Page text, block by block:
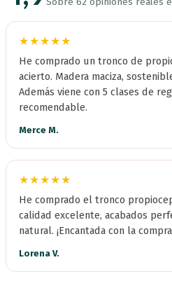
★★★★★
He comprado un tronco de
acierto. Madera maciza,
Además viene con 5 clases de
recomendable.
Merce M.
★★★★★
He comprado el tronco
calidad excelente, acabados
natural. ¡Encantada con la
Lorena V.